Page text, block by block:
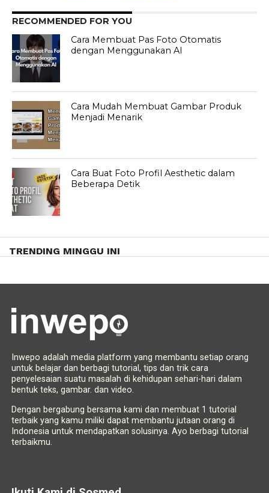
RECOMMENDED FOR YOU
Cara Membuat Pas Foto Otomatis
dengan Menggunakan AI
Cara Mudah Membuat Gambar Produk
Menjadi Menarik
Cara Buat Foto Profil Aesthetic dalam
Beberapa Detik
TRENDING MINGGU INI
Inwepo adalah media platform yang membantu setiap orang
untuk belajar dan berbagi tutorial, tips dan trik cara
penyelesaian suatu masalah di kehidupan sehari-hari dalam
bentuk teks, gambar. dan video.
Dengan bergabung bersama kami dan membuat 1 tutorial
terbaik yang kamu miliki dapat membantu jutaan orang di
Indonesia untuk mendapatkan solusinya. Ayo berbagi tutorial
terbaikmu.